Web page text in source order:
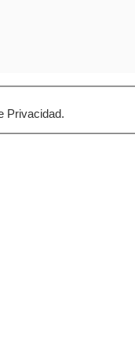
Privacidad.